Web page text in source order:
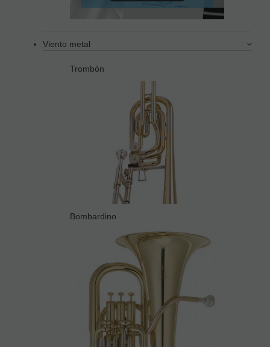
Viento metal
Trombón
Bombardino